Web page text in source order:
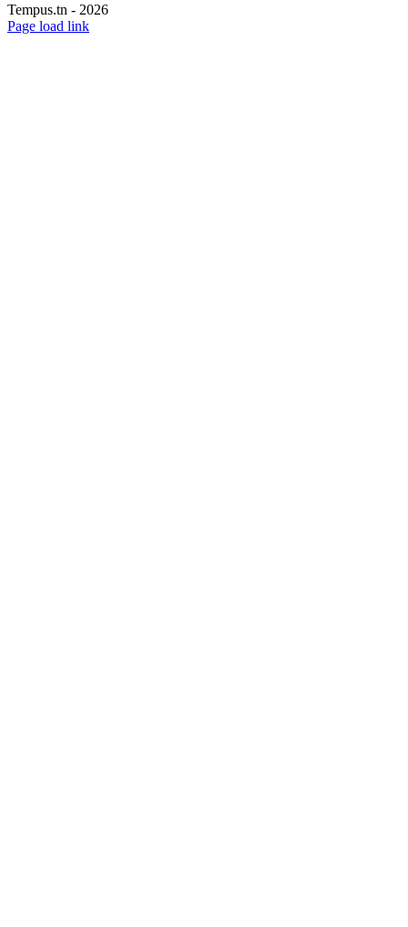
Tempus.tn - 2026
Page load link